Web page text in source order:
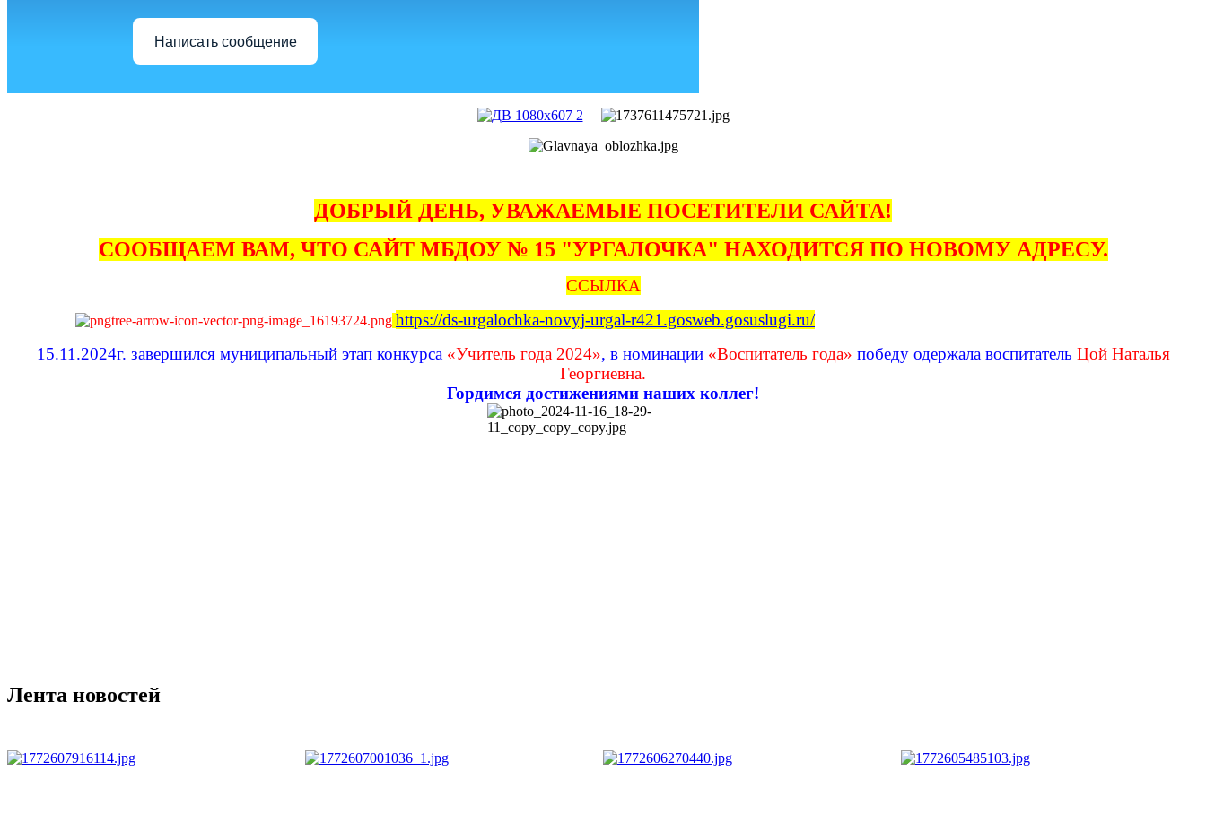
Написать сообщение
ДОБРЫЙ ДЕНЬ, УВАЖАЕМЫЕ ПОСЕТИТЕЛИ САЙТА!
СООБЩАЕМ ВАМ, ЧТО САЙТ МБДОУ № 15 "УРГАЛОЧКА" НАХОДИТСЯ ПО НОВОМУ АДРЕСУ.
ССЫЛКА
https://ds-urgalochka-novyj-urgal-r421.gosweb.gosuslugi.ru/
15.11.2024г. завершился муниципальный этап конкурса «Учитель года 2024», в номинации «Воспитатель года» победу одержала воспитатель Цой Наталья
Георгиевна.
Гордимся достижениями наших коллег!
Лента новостей